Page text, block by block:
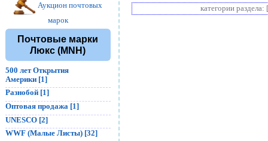
Аукцион почтовых
марок
Почтовые марки
Люкс (MNH)
500 лет Открытия
Америки [1]
Разнобой [1]
Оптовая продажа [1]
UNESCO [2]
WWF (Малые Листы) [32]
категории раздела: [